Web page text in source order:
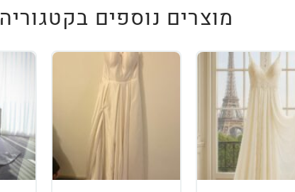
מוצרים נוספים בקטגוריה